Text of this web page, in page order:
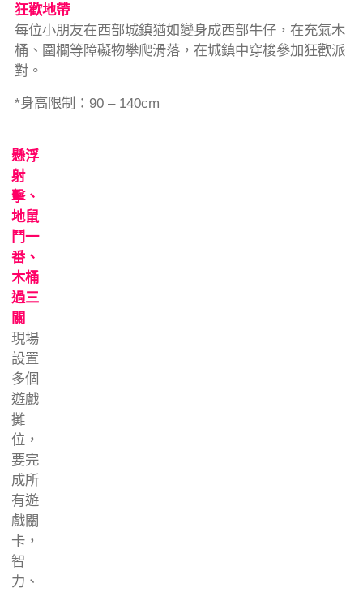
狂歡地帶
每位小朋友在西部城鎮猶如變身成西部牛仔，在充氣木
桶、圍欄等障礙物攀爬滑落，在城鎮中穿梭參加狂歡派
對。
*身高限制：90 – 140cm
懸浮
射
擊、
地鼠
鬥一
番、
木桶
過三
關
現場
設置
多個
遊戲
攤
位，
要完
成所
有遊
戲關
卡，
智
力、